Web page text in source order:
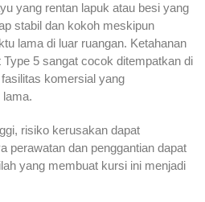
yang rentan lapuk atau besi yang
stabil dan kokoh meskipun
lama di luar ruangan. Ketahanan
5 sangat cocok ditempatkan di
komersial yang
lama.
risiko kerusakan dapat
perawatan dan penggantian dapat
yang membuat kursi ini menjadi